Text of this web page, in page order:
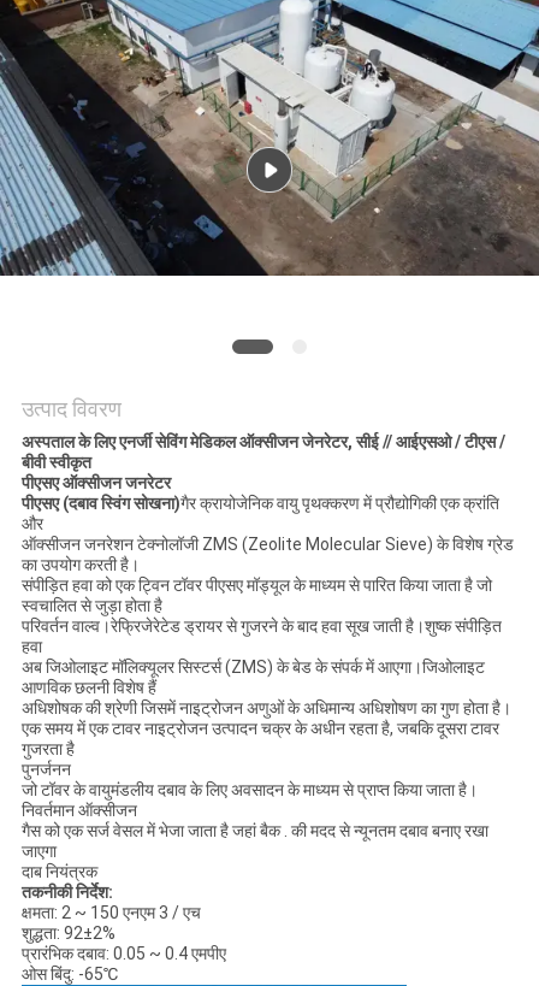
मामले
उद्धरण
मांगें
NEWS
गोपनीयता
नीति
उत्पाद विवरण
अस्पताल के लिए एनर्जी सेविंग मेडिकल ऑक्सीजन जेनरेटर, सीई // आईएसओ / टीएस /
बीवी स्वीकृत
पीएसए ऑक्सीजन जनरेटर
पीएसए (दबाव स्विंग सोखना)गैर क्रायोजेनिक वायु पृथक्करण में प्रौद्योगिकी एक क्रांति
और
ऑक्सीजन जनरेशन टेक्नोलॉजी ZMS (Zeolite Molecular Sieve) के विशेष ग्रेड
का उपयोग करती है।
संपीड़ित हवा को एक ट्विन टॉवर पीएसए मॉड्यूल के माध्यम से पारित किया जाता है जो
स्वचालित से जुड़ा होता है
परिवर्तन वाल्व।रेफ्रिजेरेटेड ड्रायर से गुजरने के बाद हवा सूख जाती है।शुष्क संपीड़ित
हवा
अब जिओलाइट मॉलिक्यूलर सिस्टर्स (ZMS) के बेड के संपर्क में आएगा।जिओलाइट
आणविक छलनी विशेष हैं
अधिशोषक की श्रेणी जिसमें नाइट्रोजन अणुओं के अधिमान्य अधिशोषण का गुण होता है।
एक समय में एक टावर नाइट्रोजन उत्पादन चक्र के अधीन रहता है, जबकि दूसरा टावर
गुजरता है
पुनर्जनन
जो टॉवर के वायुमंडलीय दबाव के लिए अवसादन के माध्यम से प्राप्त किया जाता है।
निवर्तमान ऑक्सीजन
गैस को एक सर्ज वेसल में भेजा जाता है जहां बैक . की मदद से न्यूनतम दबाव बनाए रखा
जाएगा
दाब नियंत्रक
तकनीकी निर्देश:
क्षमता: 2 ~ 150 एनएम 3 / एच
शुद्धता: 92±2%
प्रारंभिक दबाव: 0.05 ~ 0.4 एमपीए
ओस बिंदु: -65℃